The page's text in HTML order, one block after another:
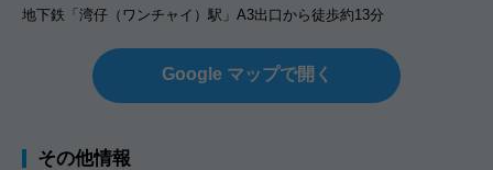
地下鉄「湾仔（ワンチャイ）駅」A3出口から徒歩約13分
Google マップで開く
その他情報